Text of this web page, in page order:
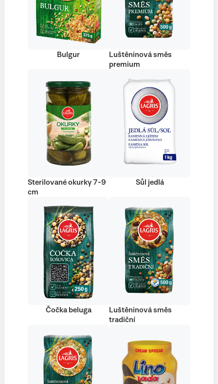
Bulgur
Luštěninová směs
premium
Sterilované okurky 7-9
cm
Sůl jedlá
Čočka beluga
Luštěninová směs
tradiční